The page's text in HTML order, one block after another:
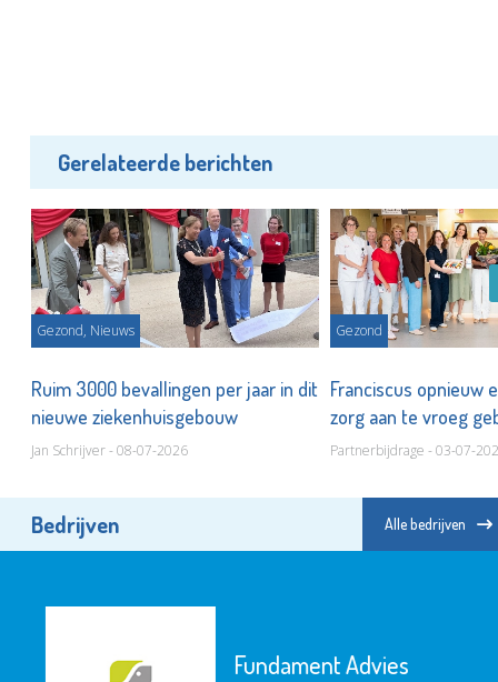
Gerelateerde berichten
Gezond, Nieuws
Ruim 3000 bevallingen per jaar in dit
nieuwe ziekenhuisgebouw
Jan Schrijver - 08-07-2026
Gezond
Franciscus opnieuw
zorg aan te vroeg
Partnerbijdrage - 03-07-
Bedrijven Alle bedrijven
Fundament Advies